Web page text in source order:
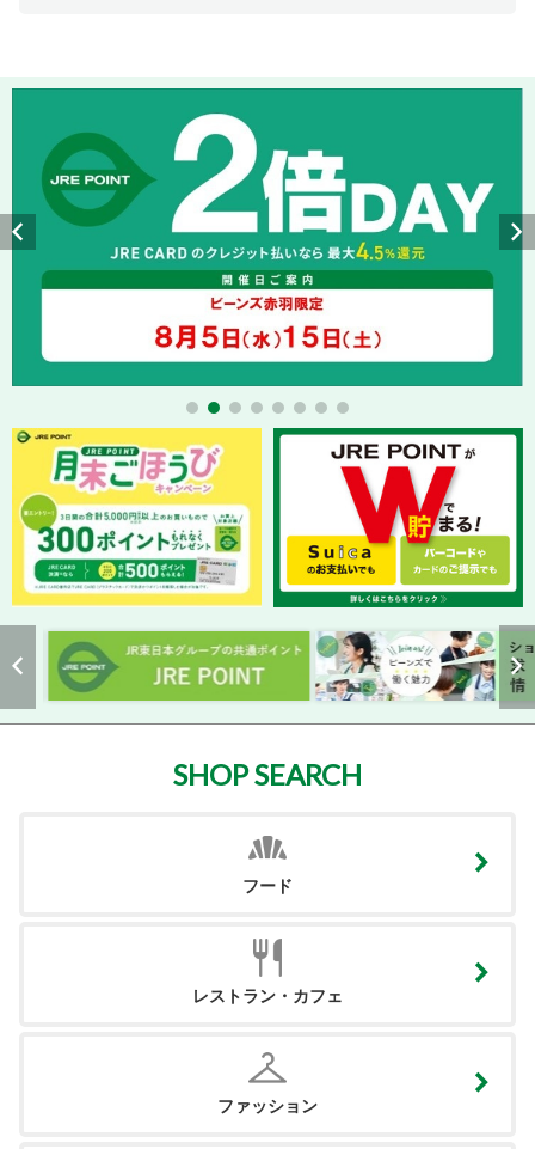
SHOP SEARCH
フード
レストラン・カフェ
ファッション